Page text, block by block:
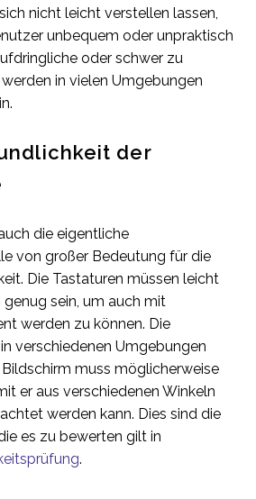
nicht leicht verstellen lassen,
unbequem oder unpraktisch
oder schwer zu
in vielen Umgebungen
der
die eigentliche
von großer Bedeutung für die
Die Tastaturen müssen leicht
sein, um auch mit
werden zu können. Die
verschiedenen Umgebungen
muss möglicherweise
er aus verschiedenen Winkeln
werden kann. Dies sind die
es zu bewerten gilt in
.